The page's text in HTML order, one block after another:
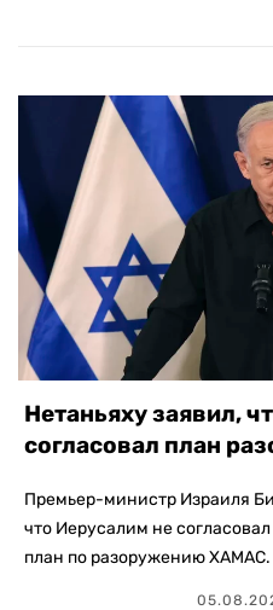
Нетаньяху заявил,
согласовал план
Премьер-министр Израиля
что Иерусалим не
план по разоружению ХАМАС.